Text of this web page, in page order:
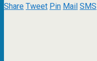
ShareTweetPinMailSMS